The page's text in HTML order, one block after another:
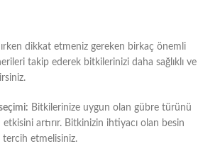
dikkat etmeniz gereken birkaç önemli
takip ederek bitkilerinizi daha sağlıklı ve
Bitkilerinize uygun olan gübre türünü
artırır. Bitkinizin ihtiyacı olan besin
etmelisiniz.